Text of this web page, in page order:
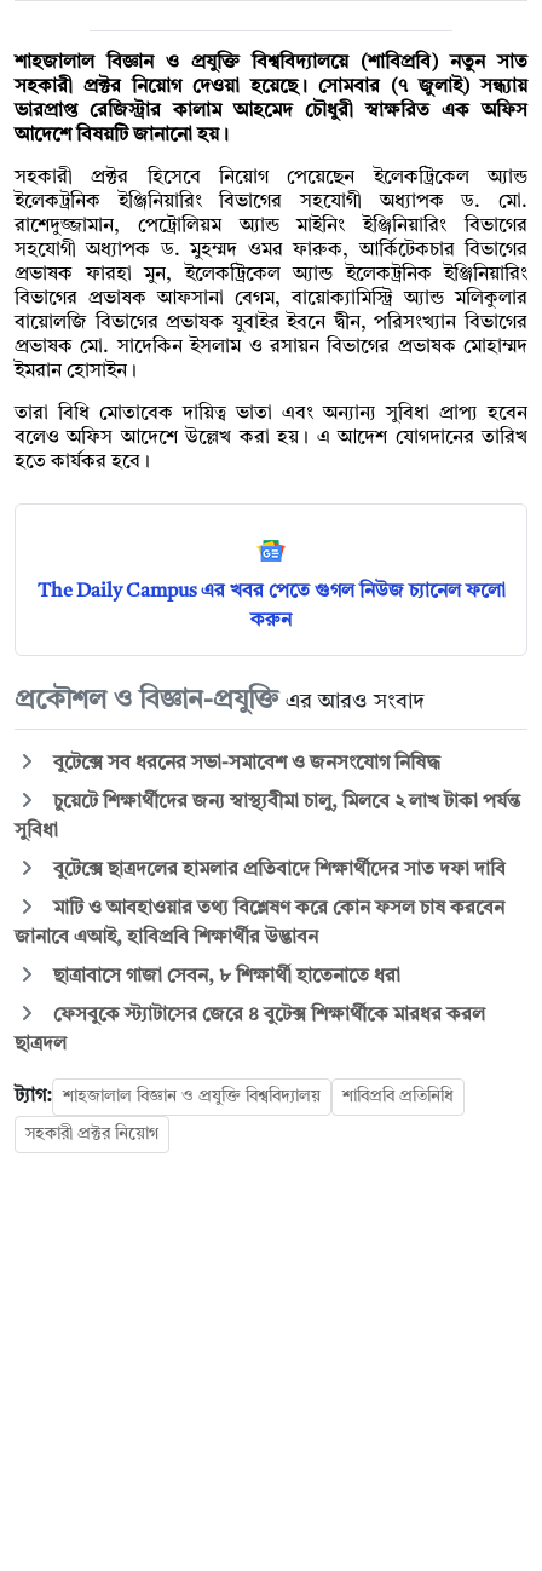
শাহজালাল বিজ্ঞান ও প্রযুক্তি বিশ্ববিদ্যালয়ে (শাবিপ্রবি) নতুন সাত
সহকারী প্রক্টর নিয়োগ দেওয়া হয়েছে। সোমবার (৭ জুলাই) সন্ধ্যায়
ভারপ্রাপ্ত রেজিস্ট্রার কালাম আহমেদ চৌধুরী স্বাক্ষরিত এক অফিস
আদেশে বিষয়টি জানানো হয়।
সহকারী প্রক্টর হিসেবে নিয়োগ পেয়েছেন ইলেকট্রিকেল অ্যান্ড
ইলেকট্রনিক ইঞ্জিনিয়ারিং বিভাগের সহযোগী অধ্যাপক ড. মো.
রাশেদুজ্জামান, পেট্রোলিয়ম অ্যান্ড মাইনিং ইঞ্জিনিয়ারিং বিভাগের
সহযোগী অধ্যাপক ড. মুহম্মদ ওমর ফারুক, আর্কিটেকচার বিভাগের
প্রভাষক ফারহা মুন, ইলেকট্রিকেল অ্যান্ড ইলেকট্রনিক ইঞ্জিনিয়ারিং
বিভাগের প্রভাষক আফসানা বেগম, বায়োক্যামিস্ট্রি অ্যান্ড মলিকুলার
বায়োলজি বিভাগের প্রভাষক যুবাইর ইবনে দ্বীন, পরিসংখ্যান বিভাগের
প্রভাষক মো. সাদেকিন ইসলাম ও রসায়ন বিভাগের প্রভাষক মোহাম্মদ
ইমরান হোসাইন।
তারা বিধি মোতাবেক দায়িত্ব ভাতা এবং অন্যান্য সুবিধা প্রাপ্য হবেন
বলেও অফিস আদেশে উল্লেখ করা হয়। এ আদেশ যোগদানের তারিখ
হতে কার্যকর হবে।
The Daily Campus এর খবর পেতে গুগল নিউজ চ্যানেল ফলো
করুন
প্রকৌশল ও বিজ্ঞান-প্রযুক্তি এর আরও সংবাদ
বুটেক্সে সব ধরনের সভা-সমাবেশ ও জনসংযোগ নিষিদ্ধ
চুয়েটে শিক্ষার্থীদের জন্য স্বাস্থ্যবীমা চালু, মিলবে ২ লাখ টাকা পর্যন্ত
সুবিধা
বুটেক্সে ছাত্রদলের হামলার প্রতিবাদে শিক্ষার্থীদের সাত দফা দাবি
মাটি ও আবহাওয়ার তথ্য বিশ্লেষণ করে কোন ফসল চাষ করবেন
জানাবে এআই, হাবিপ্রবি শিক্ষার্থীর উদ্ভাবন
ছাত্রাবাসে গাজা সেবন, ৮ শিক্ষার্থী হাতেনাতে ধরা
ফেসবুকে স্ট্যাটাসের জেরে ৪ বুটেক্স শিক্ষার্থীকে মারধর করল
ছাত্রদল
ট্যাগ: শাহজালাল বিজ্ঞান ও প্রযুক্তি বিশ্ববিদ্যালয় শাবিপ্রবি প্রতিনিধি
সহকারী প্রক্টর নিয়োগ